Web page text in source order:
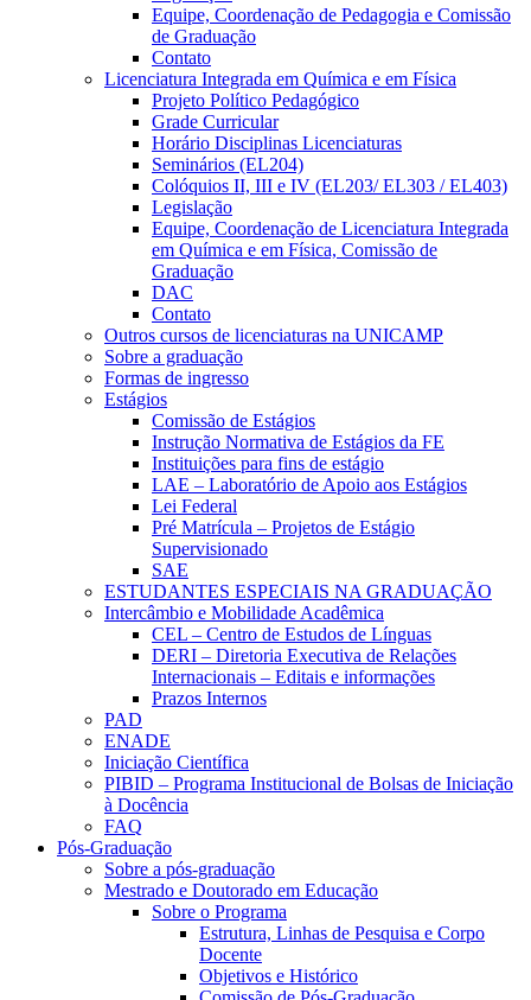
Equipe, Coordenação de Pedagogia e Comissão
de Graduação
Contato
Licenciatura Integrada em Química e em Física
Projeto Político Pedagógico
Grade Curricular
Horário Disciplinas Licenciaturas
Seminários (EL204)
Colóquios II, III e IV (EL203/ EL303 / EL403)
Legislação
Equipe, Coordenação de Licenciatura Integrada
em Química e em Física, Comissão de
Graduação
DAC
Contato
Outros cursos de licenciaturas na UNICAMP
Sobre a graduação
Formas de ingresso
Estágios
Comissão de Estágios
Instrução Normativa de Estágios da FE
Instituições para fins de estágio
LAE – Laboratório de Apoio aos Estágios
Lei Federal
Pré Matrícula – Projetos de Estágio
Supervisionado
SAE
ESTUDANTES ESPECIAIS NA GRADUAÇÃO
Intercâmbio e Mobilidade Acadêmica
CEL – Centro de Estudos de Línguas
DERI – Diretoria Executiva de Relações
Internacionais – Editais e informações
Prazos Internos
PAD
ENADE
Iniciação Científica
PIBID – Programa Institucional de Bolsas de Iniciação
à Docência
FAQ
Pós-Graduação
Sobre a pós-graduação
Mestrado e Doutorado em Educação
Sobre o Programa
Estrutura, Linhas de Pesquisa e Corpo
Docente
Objetivos e Histórico